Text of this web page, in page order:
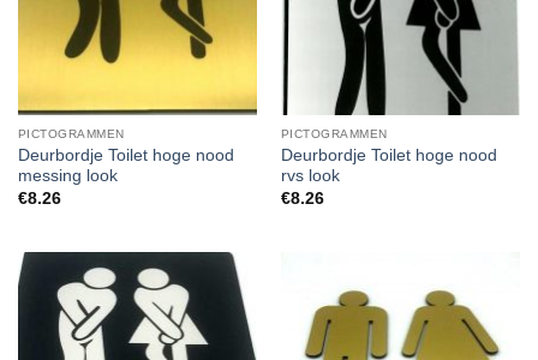
PICTOGRAMMEN
Deurbordje Toilet hoge nood
messing look
€8.26
PICTOGRAMMEN
Deurbordje Toilet hoge nood
rvs look
€8.26